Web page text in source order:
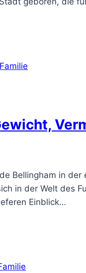
Bellingham in
in der Welt des
Einblick…